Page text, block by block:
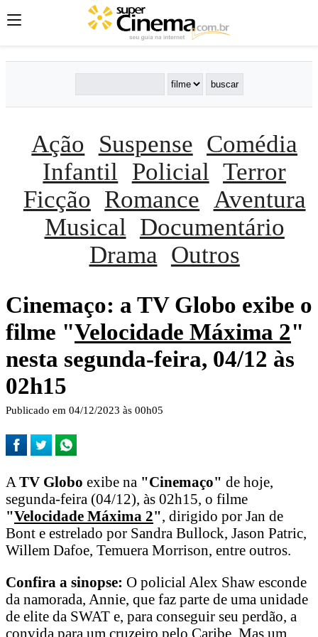
Ação Suspense Comédia
Infantil
Policial Terror
Ficção Romance Aventura
Musical
Documentário
Drama Outros
Cinemaço: a TV Globo exibe o
filme "Velocidade Máxima 2"
nesta segunda-feira, 04/12 às
02h15
Publicado em 04/12/2023 às 00h05
A TV Globo exibe na "Cinemaço" de hoje,
segunda-feira (04/12), às 02h15, o filme
"Velocidade Máxima 2", dirigido por Jan de
Bont e estrelado por Sandra Bullock, Jason Patric,
Willem Dafoe, Temuera Morrison, entre outros.
Confira a sinopse: O policial Alex Shaw esconde
da namorada, Annie, que faz parte de uma unidade
de elite da SWAT e, para conseguir seu perdão, a
convida para um cruzeiro pelo Caribe. Mas um